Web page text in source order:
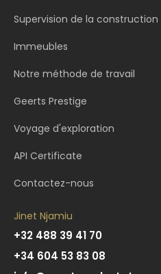
Supervision de la construction
Immeubles
Notre méthode de travail
Geerts Prestige
Voyage d'exploration
API Certificate
Contactez-nous
Jinet Njamiu
+32 488 39 41 70
+34 604 53 83 08